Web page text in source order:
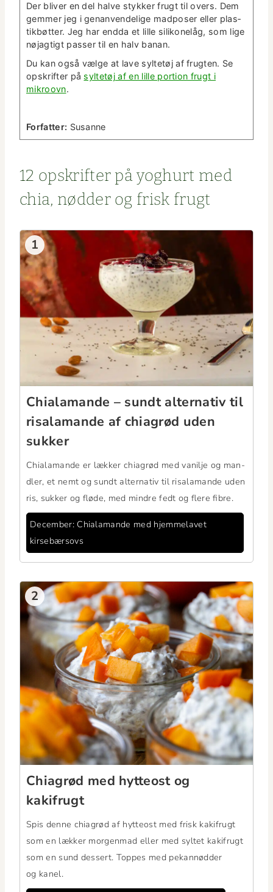
Der bliv­er en del halve stykker frugt til overs. Dem
gem­mer jeg i genan­ven­delige mad­pos­er eller plas­
tik­bøt­ter. Jeg har end­da et lille silikonelåg, som lige
nøjagtigt pass­er til en halv banan.
Du kan også vælge at lave syl­tetøj af frugten. Se
opskrifter på syl­tetøj af en lille por­tion frugt i
mikroovn.
For­fat­ter: Susanne
12 opskrifter på yoghurt med
chia, nød­der og frisk frugt
1
Chiala­mande – sundt alter­na­tiv til
risala­mande af chi­a­grød uden
sukker
Chiala­mande er lækker chi­a­grød med vanil­je og man­
dler, et nemt og sundt alter­na­tiv til risala­mande uden
ris, sukker og fløde, med min­dre fedt og flere fibre.
Decem­ber: Chiala­mande med hjem­melavet
kirsebærsovs
2
Chi­a­grød med hyt­teost og
kakifrugt
Spis denne chi­a­grød af hyt­teost med frisk kak­ifrugt
som en lækker mor­gen­mad eller med syl­tet kak­ifrugt
som en sund dessert. Toppes med pekan­nød­der
og kanel.